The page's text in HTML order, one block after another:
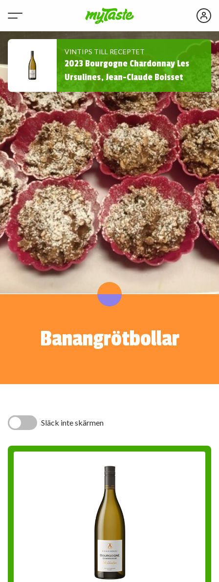
VINTIPS TILL RECEPTET
2023 Bourgogne Chardonnay Les
Ursulines, Jean-Claude Boisset
Banangrötbollar
Släck inte skärmen